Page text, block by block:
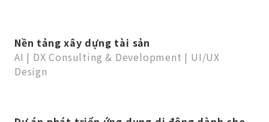
Nền tảng xây dựng tài sản
AI | DX Consulting & Development | UI/UX
Design